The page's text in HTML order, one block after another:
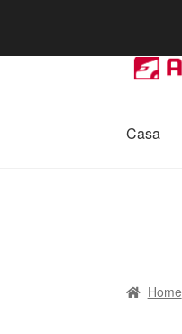
Vai
alla
Vai
al
Casa
Home